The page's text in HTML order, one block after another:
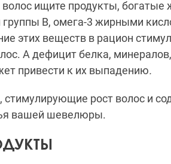
ищите продукты,
В, омега-3 жирными
этих веществ в рацион
А дефицит белка,
привести к их выпадению.
стимулирующие рост волос и
вашей шевелюры.